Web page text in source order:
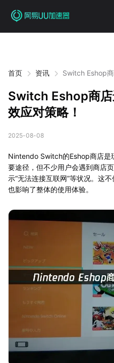
首页 资讯
Switch Eshop
Switch Eshop商
效应对策略！
2025-08-08
Nintendo Switch的Eshop商店是
要途径，但不少用户会遇到商店
示“无法连接互联网”等状况。这
也影响了整体的使用体验。